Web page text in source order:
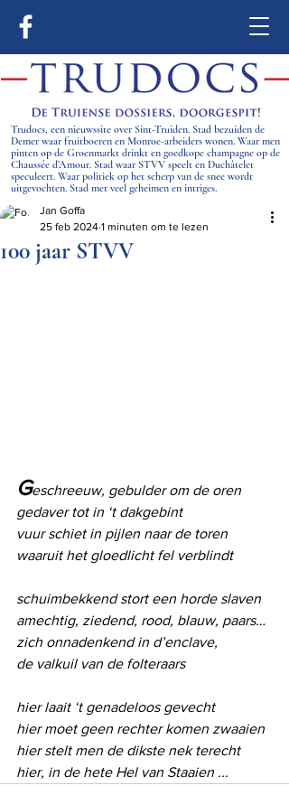
Trudocs, een nieuwssite over Sint-Truiden. Stad bezuiden de
Demer waar fruitboeren en Monroe-arbeiders wonen. Waar men
pinten op de Groenmarkt drinkt en goedkope champagne op de
Chaussée d’Amour. Stad waar STVV speelt en Duchâtelet
speculeert. Waar politiek op het scherp van de snee wordt
uitgevochten. Stad met veel geheimen en intriges.
100 jaar STVV
Jan Goffa
25 feb 2024 1 minuten om te lezen
Geschreeuw, gebulder om de oren
gedaver tot in ‘t dakgebint
vuur schiet in pijlen naar de toren
waaruit het gloedlicht fel verblindt
schuimbekkend stort een horde slaven
amechtig, ziedend, rood, blauw, paars…
zich onnadenkend in d’enclave,
de valkuil van de folteraars
hier laait ‘t genadeloos gevecht
hier moet geen rechter komen zwaaien
hier stelt men de dikste nek terecht
hier, in de hete Hel van Staaien ...